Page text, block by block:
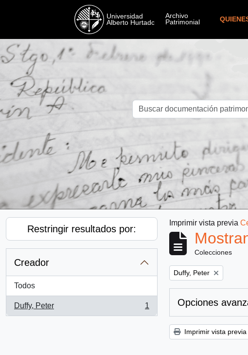
Restringir resultados por:
Creador
Todos
Duffy, Peter
, 1 resultados
1
Imprimir vista previa
Colecciones
Remove filter:
Duffy, Peter
Opciones
Imprimir vista previa